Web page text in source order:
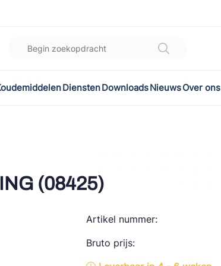
DienstenDownloadsNieuwsOver ons
(08425)
Artikel nummer:
Bruto prijs: